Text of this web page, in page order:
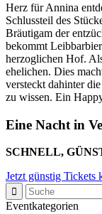
Herz für Annina
Schlussteil des
Bräutigam der
bekommt
herzoglichen Hof.
ehelichen. Dies
versteckt dahinter
zu wissen. Ein
Eine Nacht in
SCHNELL,
Jetzt günstig Tickets
Eventkategorien